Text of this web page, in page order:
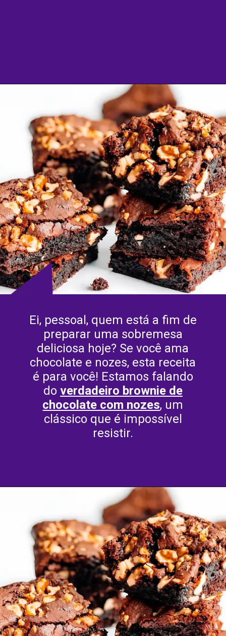
Ei, pessoal, quem está a fim de
preparar uma sobremesa
deliciosa hoje? Se você ama
chocolate e nozes, esta receita
é para você! Estamos falando
do verdadeiro brownie de
chocolate com nozes, um
clássico que é impossível
resistir.